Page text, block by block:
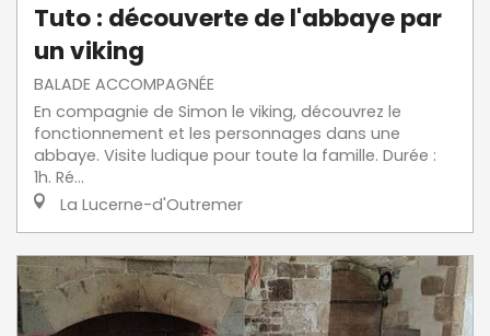
Tuto : découverte de l'abbaye par
un viking
BALADE ACCOMPAGNÉE
En compagnie de Simon le viking, découvrez le
fonctionnement et les personnages dans une
abbaye. Visite ludique pour toute la famille. Durée :
1h. Ré...
La Lucerne-d'Outremer